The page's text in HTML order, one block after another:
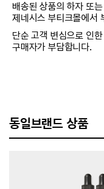
배송된 상품의 하자 또
제네시스 부티크몰에서
단순 고객 변심으로 인
구매자가 부담합니다.
동일브랜드 상품